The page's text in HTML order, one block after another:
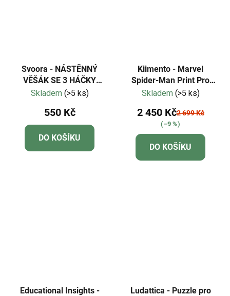
Svoora - NÁSTĚNNÝ
VĚŠÁK SE 3 HÁČKY
VELRYBA
Skladem (>5 ks)
550 Kč
DO KOŠÍKU
Kiimento - Marvel
Spider-Man Print Pro
Camera
Skladem (>5 ks)
2 450 Kč2 699 Kč
(–9 %)
DO KOŠÍKU
Educational Insights -
Ludattica - Puzzle pro